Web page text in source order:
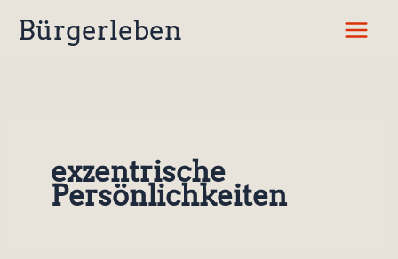
InhaltBürgerleben
exzentrische
Persönlichkeiten